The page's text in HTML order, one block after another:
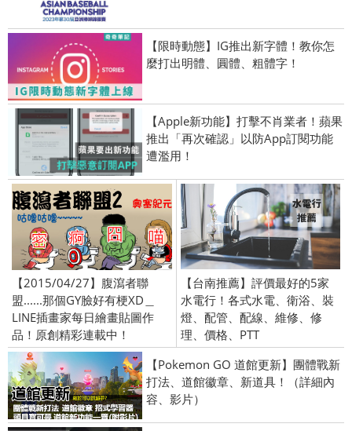
【限時動態】IG推出新字體！教你怎
麼打出明體、圓體、粗體字！
【Apple新功能】打擊不肖業者！蘋果
推出「再次確認」以防App訂閱功能
遭濫用！
【2015/04/27】腹瀉者聯
盟......那個GY臉好有梗XD＿
LINE插畫家每日繪畫貼圖作
品！原創精彩連載中！
【台南推薦】評價最好的5家
水電行！各式水電、衛浴、裝
燈、配管、配線、維修、修
理、價格、PTT
【Pokemon GO 道館更新】團體戰新
打法、道館徽章、新道具！（詳細內
容、影片）